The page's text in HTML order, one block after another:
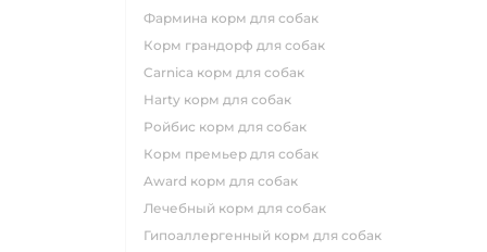
фармина корм для собак
корм грандорф для собак
carnica корм для собак
harty корм для собак
ройбис корм для собак
корм премьер для собак
award корм для собак
лечебный корм для собак
гипоаллергенный корм для собак